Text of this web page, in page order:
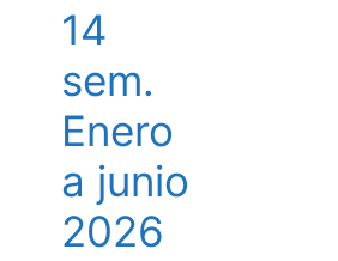
14
sem.
Enero
a junio
2026